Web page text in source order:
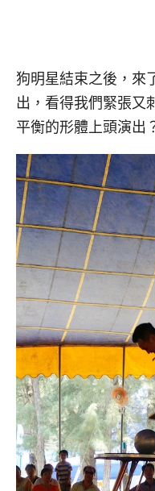
狗明星結束之後，來
出，看得我們緊張又
平衡的形體上頭演出